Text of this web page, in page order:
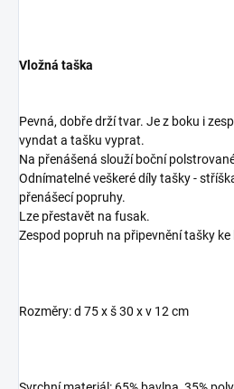
Vložná taška
Pevná, dobře drží tvar. Je z boku i
vyndat a tašku vyprat.
Na přenášená slouží boční
Odnímatelné veškeré díly tašky -
přenášecí popruhy.
Lze přestavět na fusak.
Zespod popruh na připevnění tašky ke
Rozměry: d 75 x š 30 x v 12 cm